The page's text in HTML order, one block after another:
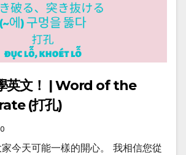
英文！ | Word of the
(打孔)
今天可能一樣的開心。 我相信您從